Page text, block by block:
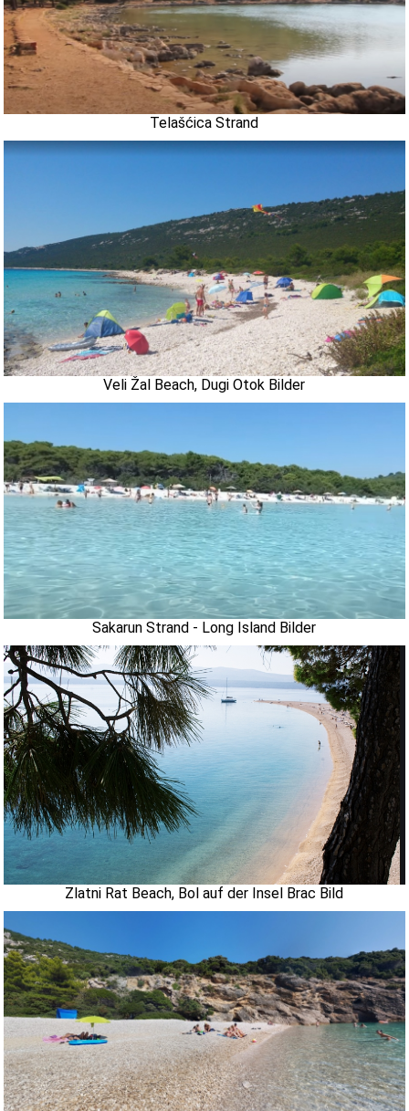
Telašćica Strand
Veli Žal Beach, Dugi Otok Bilder
Sakarun Strand - Long Island Bilder
Zlatni Rat Beach, Bol auf der Insel Brac Bild